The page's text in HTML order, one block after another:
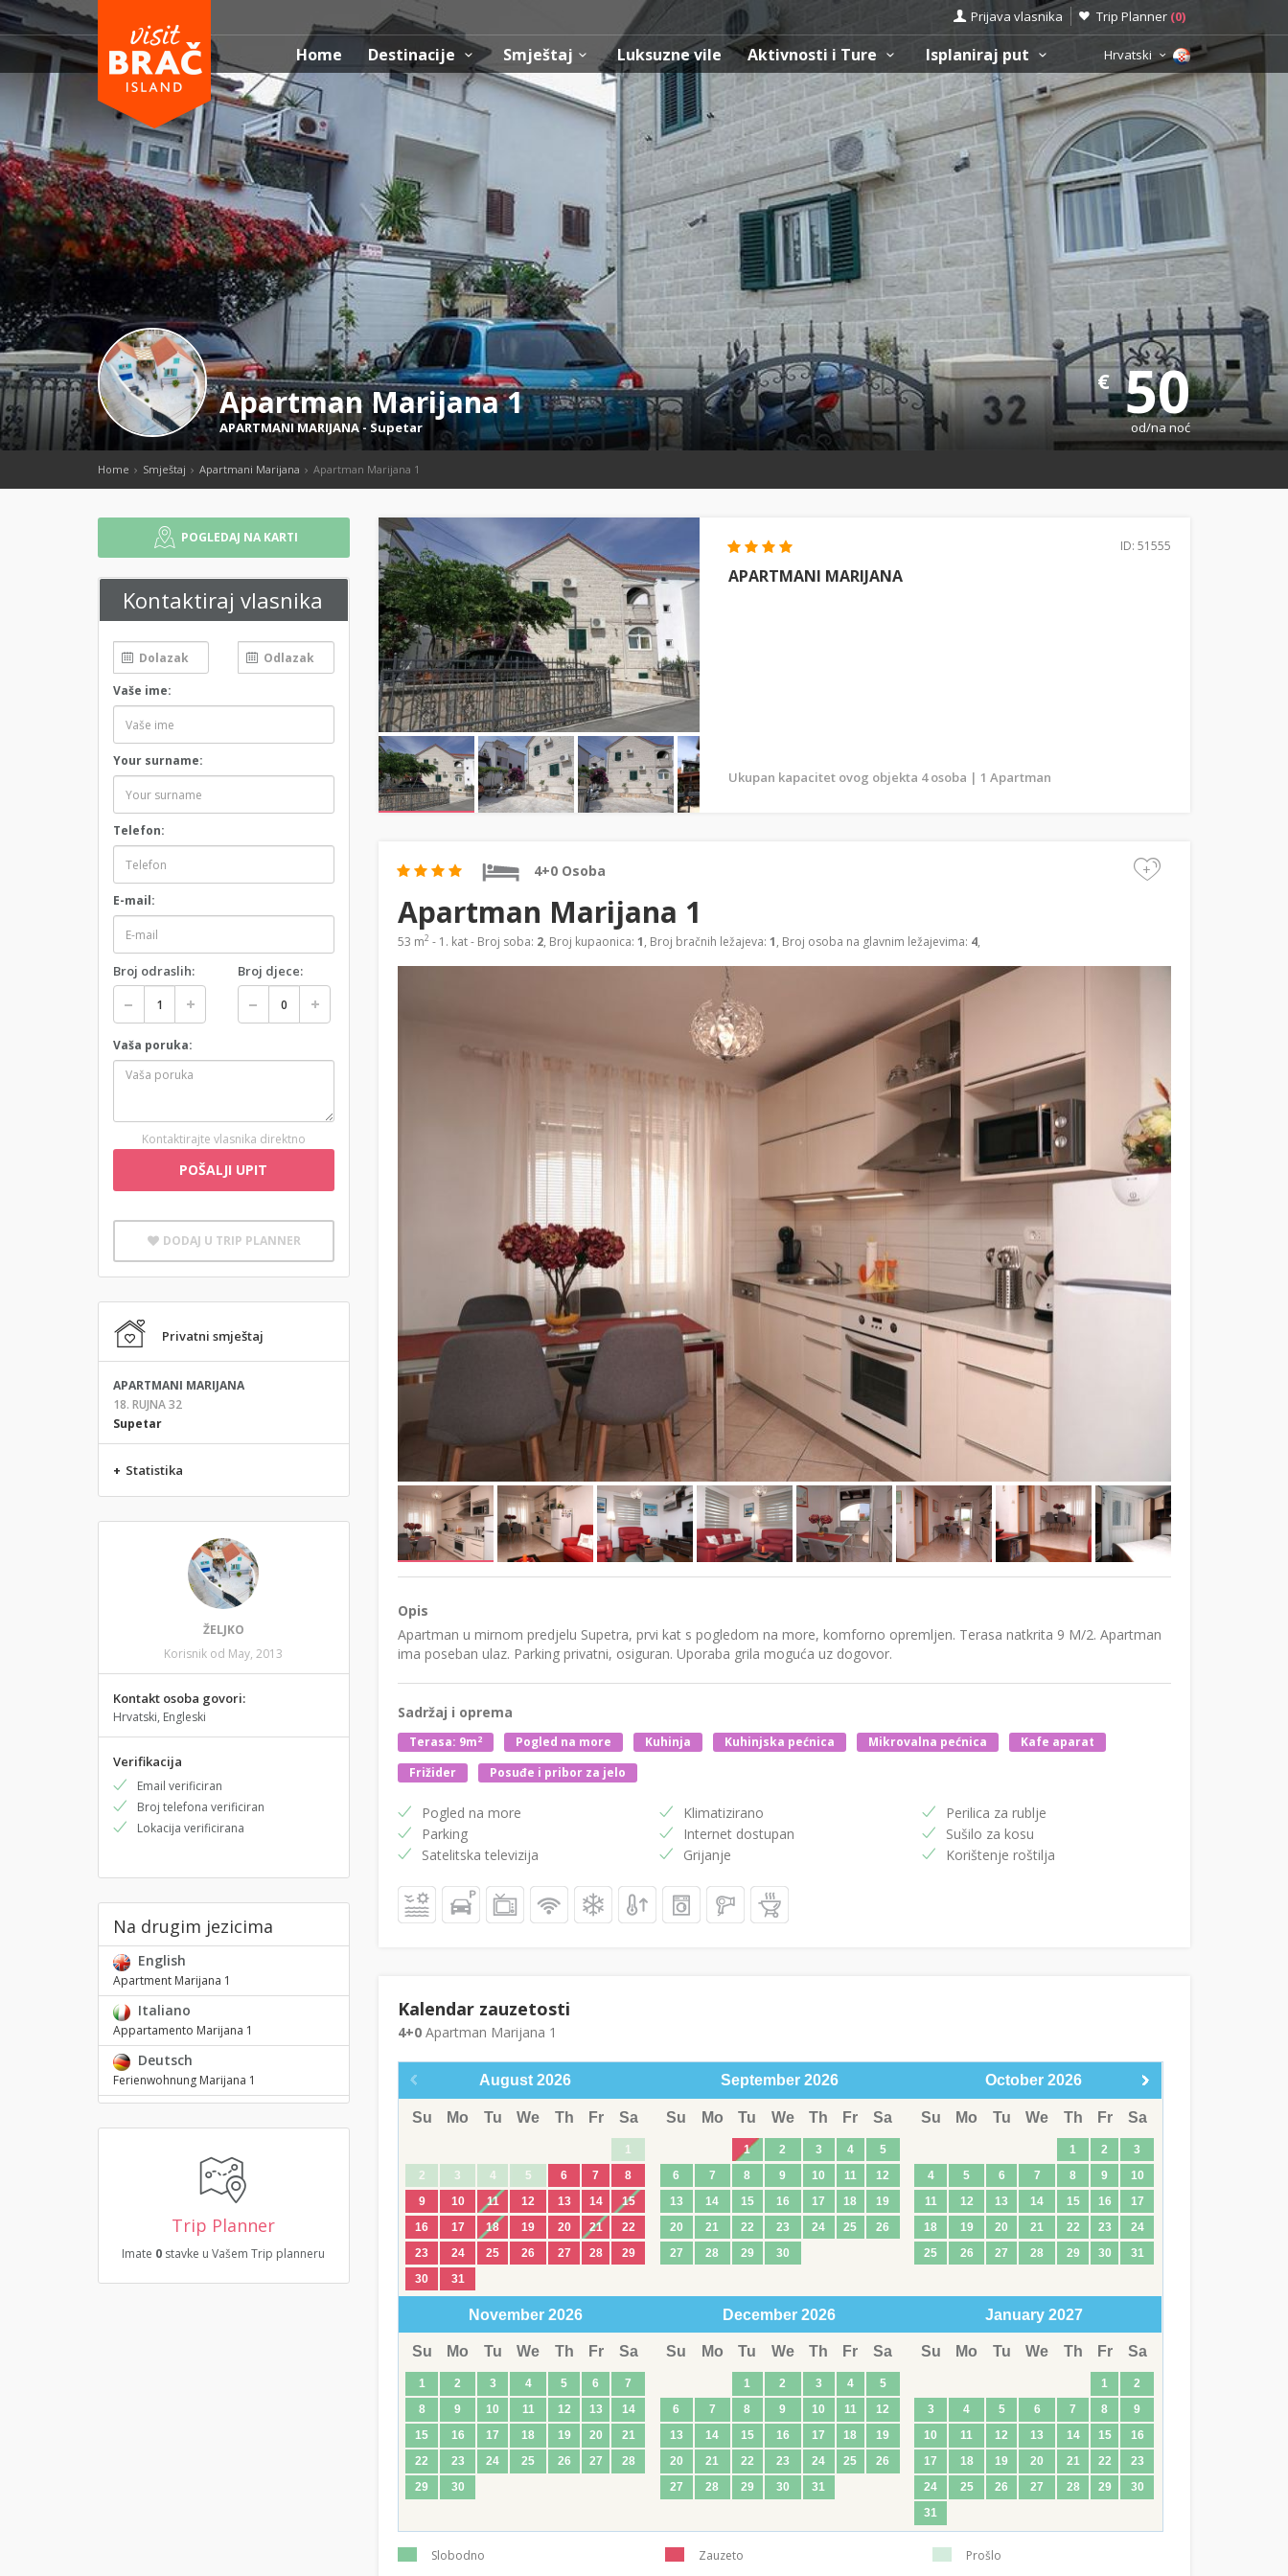
Prijava vlasnika Trip Planner (0)
Home Destinacije Smještaj Luksuzne vile Aktivnosti i Ture Isplaniraj put Hrvatski
Apartman Marijana 1
APARTMANI MARIJANA - Supetar
€50
od/na noć
Home Smještaj Apartmani Marijana Apartman Marijana 1
POGLEDAJ NA KARTI
Kontaktiraj vlasnika
Vaše ime:
Your surname:
Telefon:
E-mail:
Broj odraslih: Broj djece:
Vaša poruka:
Kontaktirajte vlasnika direktno
POŠALJI UPIT
DODAJ U TRIP PLANNER
Privatni smještaj
APARTMANI MARIJANA
18. RUJNA 32
Supetar
+ Statistika
ŽELJKO
Korisnik od May, 2013
Kontakt osoba govori:
Hrvatski, Engleski
Verifikacija
Email verificiran
Broj telefona verificiran
Lokacija verificirana
Na drugim jezicima
English
Apartment Marijana 1
Italiano
Appartamento Marijana 1
Deutsch
Ferienwohnung Marijana 1
Trip Planner
Imate 0 stavke u Vašem Trip planneru
ID: 51555
APARTMANI MARIJANA
Ukupan kapacitet ovog objekta 4 osoba | 1 Apartman
4+0 Osoba +
Apartman Marijana 1
53 m2 - 1. kat - Broj soba: 2, Broj kupaonica: 1, Broj bračnih ležajeva: 1, Broj osoba na glavnim ležajevima: 4,
Opis
Apartman u mirnom predjelu Supetra, prvi kat s pogledom na more, komforno opremljen. Terasa natkrita 9 M/2. Apartman
ima poseban ulaz. Parking privatni, osiguran. Uporaba grila moguća uz dogovor.
Sadržaj i oprema
Terasa: 9m2 Pogled na more Kuhinja Kuhinjska pećnica Mikrovalna pećnica
Kafe aparat
Frižider
Posuđe i pribor za jelo
Pogled na more
Parking
Satelitska televizija
Klimatizirano
Internet dostupan
Grijanje
Perilica za rublje
Sušilo za kosu
Korištenje roštilja
Kalendar zauzetosti
4+0Apartman Marijana 1
August 2026
Su Mo Tu We Th Fr Sa
1
2
3 4 5 6 7
8
9
10 11 12 13 14
15
16
17 18 19 20 21
22
23
24 25 26 27 28
29
30
31
September 2026
Su Mo Tu We Th Fr Sa
1 2 3 4
5
6
7 8 9 10 11
12
13
14 15 16 17 18
19
20
21 22 23 24 25
26
27
28 29 30
October 2026
Su Mo Tu We Th Fr Sa
1 2
3
4
5 6 7 8 9
10
11
12 13 14 15 16
17
18
19 20 21 22 23
24
25
26 27 28 29 30 31
November 2026
Su Mo Tu We Th Fr Sa
1 2 3 4 5 6
7
8
9 10 11 12 13
14
15
16 17 18 19 20
21
22
23 24 25 26 27
28
29
30
December 2026
Su Mo Tu We Th Fr Sa
1 2 3 4
5
6
7 8 9 10 11
12
13
14 15 16 17 18
19
20
21 22 23 24 25
26
27
28 29 30 31
January 2027
Su Mo Tu We Th Fr Sa
1
2
3
4 5 6 7 8
9
10
11 12 13 14 15
16
17
18 19 20 21 22
23
24
25 26 27 28 29
30
31
Slobodno Zauzeto Prošlo